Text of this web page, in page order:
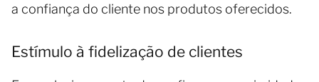
a confiança do cliente nos produtos oferecidos.
Estímulo à fidelização de clientes